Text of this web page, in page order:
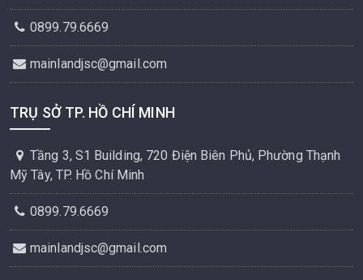
0899.79.6669
mainlandjsc@gmail.com
TRỤ SỞ TP. HỒ CHÍ MINH
Tầng 3, S1 Building, 720 Điện Biên Phủ, Phường Thạnh
Mỹ Tây, TP. Hồ Chí Minh
0899.79.6669
mainlandjsc@gmail.com